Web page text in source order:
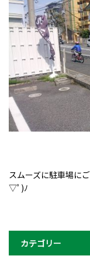
スムーズに駐車場に
▽ﾟ)ﾉ
カテゴリー